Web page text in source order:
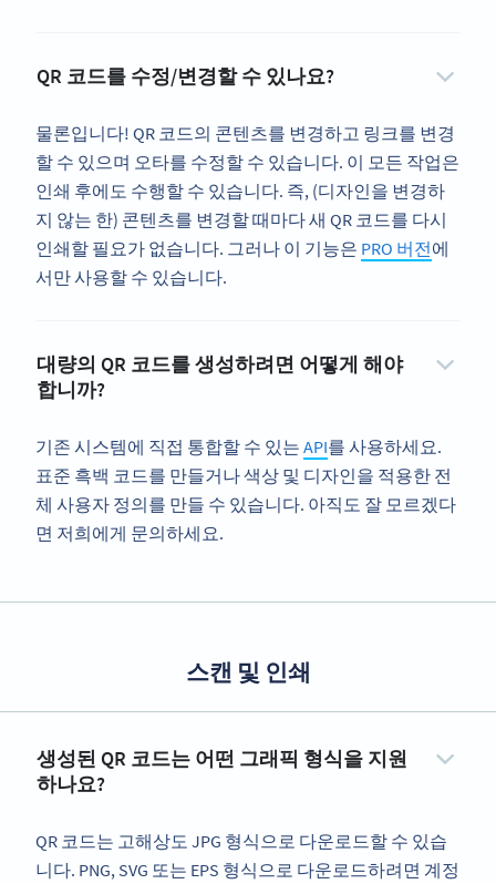
QR 코드를 수정/변경할 수 있나요?
물론입니다! QR 코드의 콘텐츠를 변경하고 링크를 변경
할 수 있으며 오타를 수정할 수 있습니다. 이 모든 작업은
인쇄 후에도 수행할 수 있습니다. 즉, (디자인을 변경하
지 않는 한) 콘텐츠를 변경할 때마다 새 QR 코드를 다시
인쇄할 필요가 없습니다. 그러나 이 기능은 PRO 버전에
서만 사용할 수 있습니다.
대량의 QR 코드를 생성하려면 어떻게 해야
합니까?
기존 시스템에 직접 통합할 수 있는 API를 사용하세요.
표준 흑백 코드를 만들거나 색상 및 디자인을 적용한 전
체 사용자 정의를 만들 수 있습니다. 아직도 잘 모르겠다
면 저희에게 문의하세요.
스캔 및 인쇄
생성된 QR 코드는 어떤 그래픽 형식을 지원
하나요?
QR 코드는 고해상도 JPG 형식으로 다운로드할 수 있습
니다. PNG, SVG 또는 EPS 형식으로 다운로드하려면 계정